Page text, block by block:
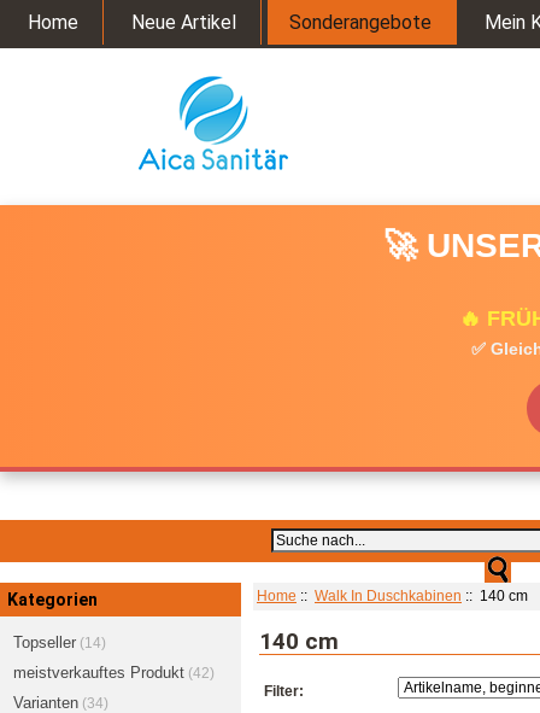
🚀
🔥
✅
Home Neue Artikel Sonderangebote Mein
Kategorien
Topseller(14)
meistverkauftes Produkt(42)
Varianten(34)
Home :: Walk In Duschkabinen :: 140 cm
140 cm
Filter: